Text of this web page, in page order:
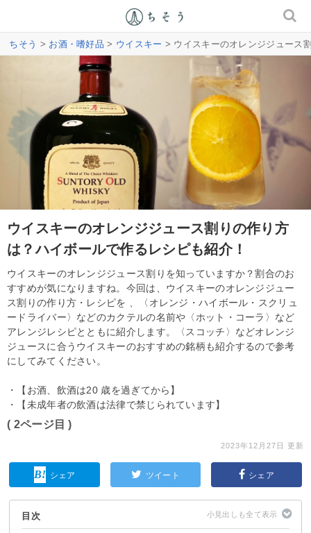
ちそう > お酒・嗜好品 > ウイスキー > ウイスキーのオレンジジュース
ウイスキーのオレンジジュース割りの作り方
は？ハイボールで作るレシピも紹介！
ウイスキーのオレンジジュース割りを知っていますか？割合のお
すすめが気になりますね。今回は、ウイスキーのオレンジジュー
ス割りの作り方・レシピを 、〈オレンジ・ハイボール・スクリュ
ードライバー〉などのカクテルの名前や〈ホット・コーラ〉など
アレンジレシピとともに紹介します。〈スコッチ〉などオレンジ
ジュースに合うウイスキーのおすすめの銘柄も紹介するので参考
にしてみてください。
・【お酒、飲酒は20 歳を過ぎてから】
・【未成年者の飲酒は法律で禁じられています】
( 2ページ目 )
2023年12月27日 更新
シェア ツイート シェア
目次